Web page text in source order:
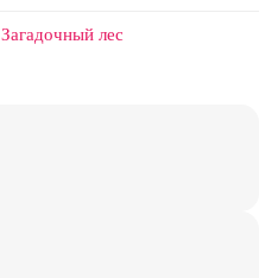
Загадочный лес